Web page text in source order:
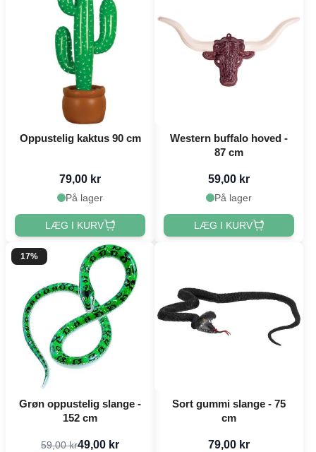
Oppustelig kaktus 90 cm
79,00 kr
På lager
LÆG I KURV
Western buffalo hoved -
87 cm
59,00 kr
På lager
LÆG I KURV
17%
Grøn oppustelig slange -
152 cm
59,00 kr49,00 kr
Sort gummi slange - 75
cm
79,00 kr